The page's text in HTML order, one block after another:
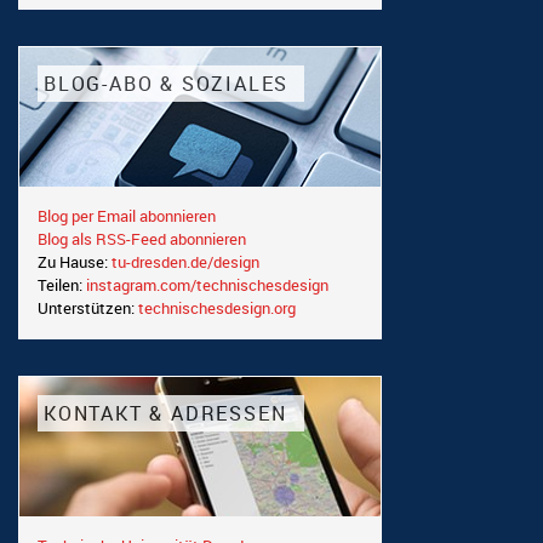
BLOG-ABO & SOZIALES
Blog per Email abonnieren
Blog als RSS-Feed abonnieren
Zu Hause:tu-dresden.de/design
Teilen: instagram.com/technischesdesign
Unterstützen:technischesdesign.org
KONTAKT & ADRESSEN